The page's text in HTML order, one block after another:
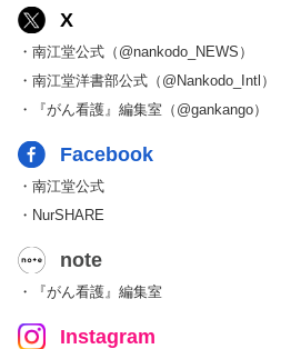
X
・南江堂公式（@nankodo_NEWS）
・南江堂洋書部公式（@Nankodo_Intl）
・『がん看護』編集室（@gankango）
Facebook
・南江堂公式
・NurSHARE
note
・『がん看護』編集室
Instagram